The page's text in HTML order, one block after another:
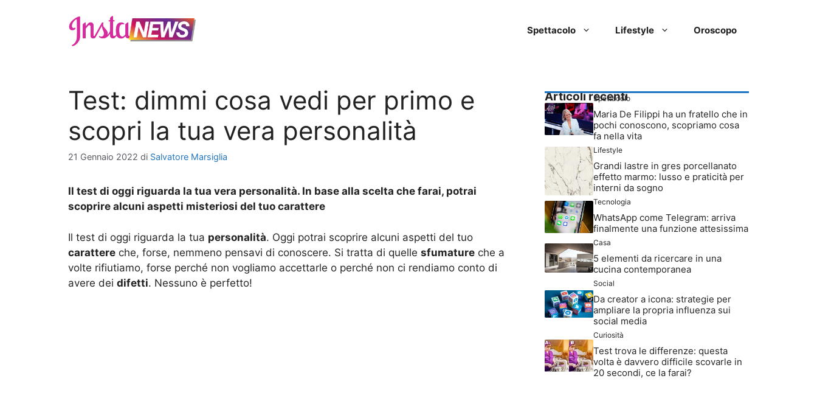
Spettacolo Lifestyle Oroscopo
Test: dimmi cosa vedi per primo e
scopri la tua vera personalità
21 Gennaio 2022 di Salvatore Marsiglia
Il test di oggi riguarda la tua vera personalità. In base alla scelta che farai, potrai
scoprire alcuni aspetti misteriosi del tuo carattere
Il test di oggi riguarda la tua personalità. Oggi potrai scoprire alcuni aspetti del tuo
carattere che, forse, nemmeno pensavi di conoscere. Si tratta di quelle sfumature che a
volte rifiutiamo, forse perché non vogliamo accettarle o perché non ci rendiamo conto di
avere dei difetti. Nessuno è perfetto!
Articoli recenti
Spettacolo
Maria De Filippi ha un fratello che in
pochi conoscono, scopriamo cosa
fa nella vita
Lifestyle
Grandi lastre in gres porcellanato
effetto marmo: lusso e praticità per
interni da sogno
Tecnologia
WhatsApp come Telegram: arriva
finalmente una funzione attesissima
Casa
5 elementi da ricercare in una
cucina contemporanea
Social
Da creator a icona: strategie per
ampliare la propria influenza sui
social media
Curiosità
Test trova le differenze: questa
volta è davvero difficile scovarle in
20 secondi, ce la farai?